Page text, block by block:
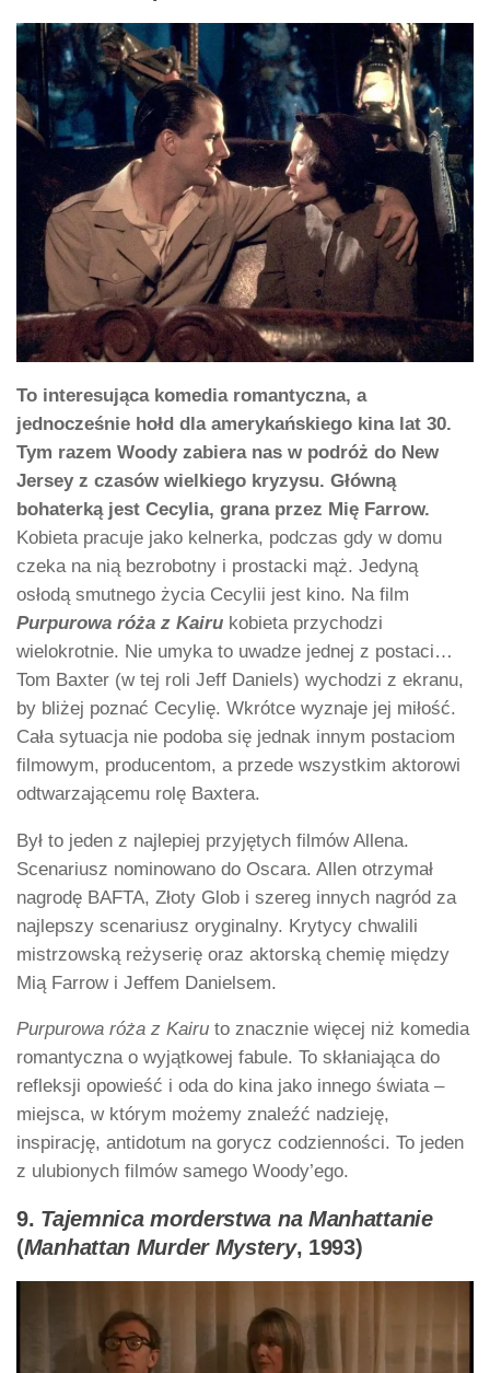
To interesująca komedia romantyczna, a
jednocześnie hołd dla amerykańskiego kina lat 30.
Tym razem Woody zabiera nas w podróż do New
Jersey z czasów wielkiego kryzysu. Główną
bohaterką jest Cecylia, grana przez Mię Farrow.
Kobieta pracuje jako kelnerka, podczas gdy w domu
czeka na nią bezrobotny i prostacki mąż. Jedyną
osłodą smutnego życia Cecylii jest kino. Na film
Purpurowa róża z Kairu kobieta przychodzi
wielokrotnie. Nie umyka to uwadze jednej z postaci…
Tom Baxter (w tej roli Jeff Daniels) wychodzi z ekranu,
by bliżej poznać Cecylię. Wkrótce wyznaje jej miłość.
Cała sytuacja nie podoba się jednak innym postaciom
filmowym, producentom, a przede wszystkim aktorowi
odtwarzającemu rolę Baxtera.
Był to jeden z najlepiej przyjętych filmów Allena.
Scenariusz nominowano do Oscara. Allen otrzymał
nagrodę BAFTA, Złoty Glob i szereg innych nagród za
najlepszy scenariusz oryginalny. Krytycy chwalili
mistrzowską reżyserię oraz aktorską chemię między
Mią Farrow i Jeffem Danielsem.
Purpurowa róża z Kairu to znacznie więcej niż komedia
romantyczna o wyjątkowej fabule. To skłaniająca do
refleksji opowieść i oda do kina jako innego świata –
miejsca, w którym możemy znaleźć nadzieję,
inspirację, antidotum na gorycz codzienności. To jeden
z ulubionych filmów samego Woody’ego.
9. Tajemnica morderstwa na Manhattanie
(Manhattan Murder Mystery, 1993)